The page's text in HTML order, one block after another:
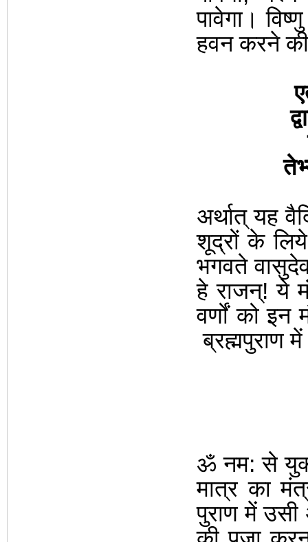
पावेगा। विष्णु
हवन करने
अर्थात् यह
शूद्रों केलिये
भगवते
हे राजन्! ये
वर्णों को
ब्रह्मपुराण
ॐ नम: से
मात्र का
पुराण में